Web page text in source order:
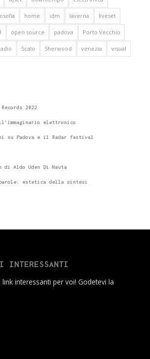
home idm laverna liveset
open source padova Porto Vecchio
Scalo Sherwood venezia visual
Records 2022
elettronico
su Padova e il Radar festival
di Aldo Uden Di Nauta
estetica della sintesi
INTERESSANTI
interessanti per voi! Godetevi la